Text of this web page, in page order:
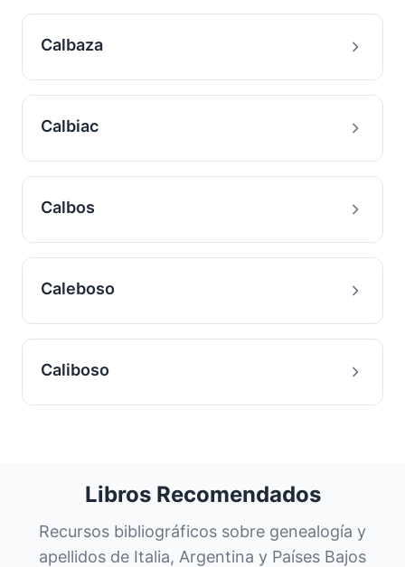
Calbaza
Calbiac
Calbos
Caleboso
Caliboso
Libros Recomendados
Recursos bibliográficos sobre genealogía y
apellidos de Italia, Argentina y Países Bajos